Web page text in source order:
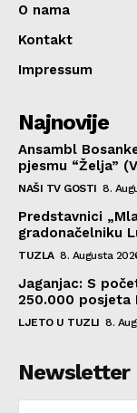
O nama
Kontakt
Impressum
Najnovije
Ansambl
pjesmu “Želja”
NAŠI TV GOSTI 8.
Predstavnici
gradonačelniku
TUZLA 8. Augusta
Jaganjac: S
250.000 posjeta
LJETO U TUZLI 8.
Newsletter